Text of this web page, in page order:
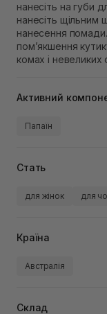
нанесіть на губи
нанесіть щільним
нанесення
пом’якшення
комах і невеликих
Активний
Папаїн
Стать
для жінок для
Країна
Австралія
Склад